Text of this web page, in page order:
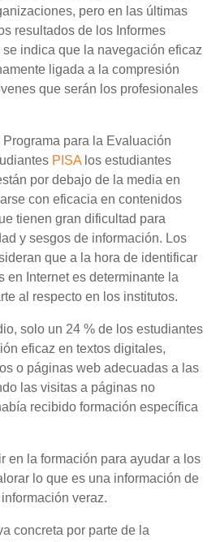
pero en las últimas
resultados de los Informes
indica que la navegación eficaz
ligada a la compresión
que serán los profesionales
para la Evaluación
PISA los estudiantes
por debajo de la media en
con eficacia en contenidos
tienen gran dificultad para
y sesgos de información. Los
que a la hora de identificar
en Internet es determinante la
al respecto en los institutos.
solo un 24 % de los estudiantes
eficaz en textos digitales,
o páginas web adecuadas a las
las visitas a páginas no
recibido formación específica
en la formación para ayudar a los
lo que es una información de
veraz.
concreta por parte de la